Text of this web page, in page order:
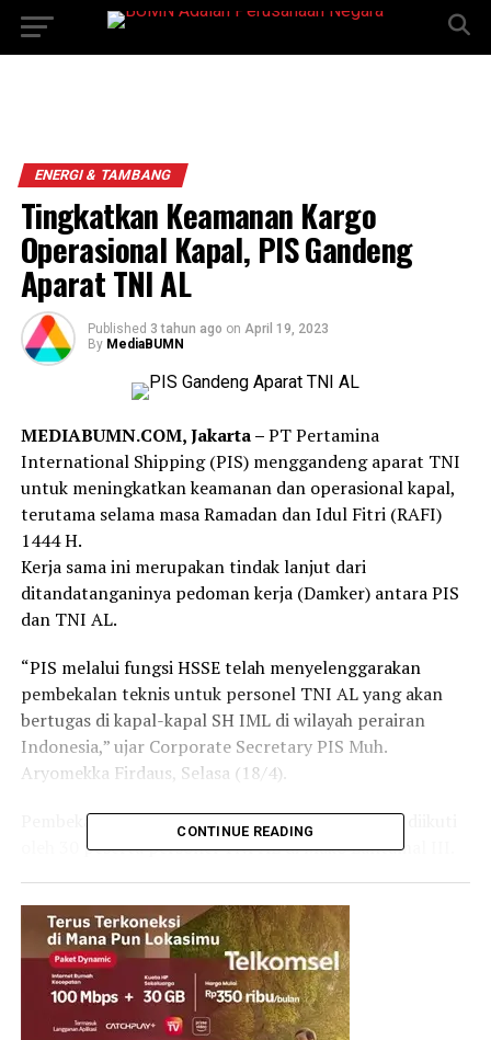
ENERGI & TAMBANG
Tingkatkan Keamanan Kargo
Operasional Kapal, PIS Gandeng
Aparat TNI AL
Published 3 tahun ago on April 19, 2023
By MediaBUMN
MEDIABUMN.COM, Jakarta –PT Pertamina
International Shipping (PIS) menggandeng aparat TNI
untuk meningkatkan keamanan dan operasional kapal,
terutama selama masa Ramadan dan Idul Fitri (RAFI)
1444 H.
Kerja sama ini merupakan tindak lanjut dari
ditandatanganinya pedoman kerja (Damker) antara PIS
dan TNI AL.
“PIS melalui fungsi HSSE telah menyelenggarakan
pembekalan teknis untuk personel TNI AL yang akan
bertugas di kapal-kapal SH IML di wilayah perairan
Indonesia,” ujar Corporate Secretary PIS Muh.
Aryomekka Firdaus, Selasa (18/4).
Pembekalan berlangsung pada Jumat (14/4) dan diikuti
oleh 30 peserta personel TNI AL di Mako Lantamal III.
Kasal – Kolonel Laut (P) Sirilius, dan Asops Dan
Lantamal III – Kolonel Laut (P) Agung Nugraha.
Dukungan yang akan diberikan oleh personel TNI AL
antara lain kegiatan pengamanan, pengawalan, dan
pengawasan di atas kapal guna pencegahan terjadinya
CONTINUE READING